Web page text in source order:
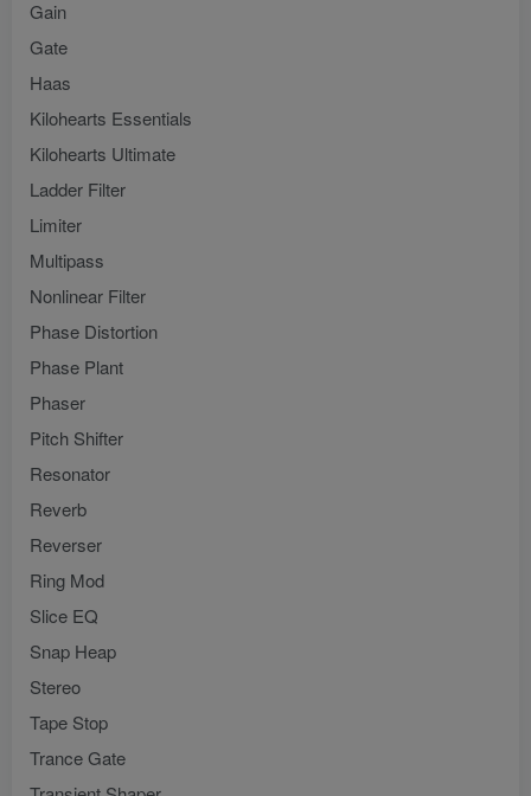
Gain
Gate
Haas
Kilohearts Essentials
Kilohearts Ultimate
Ladder Filter
Limiter
Multipass
Nonlinear Filter
Phase Distortion
Phase Plant
Phaser
Pitch Shifter
Resonator
Reverb
Reverser
Ring Mod
Slice EQ
Snap Heap
Stereo
Tape Stop
Trance Gate